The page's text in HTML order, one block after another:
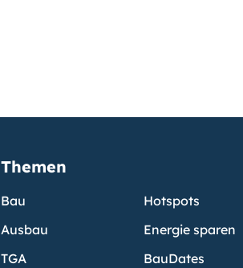
Themen
Bau
Ausbau
TGA
Hotspots
Energie sparen
BauDates